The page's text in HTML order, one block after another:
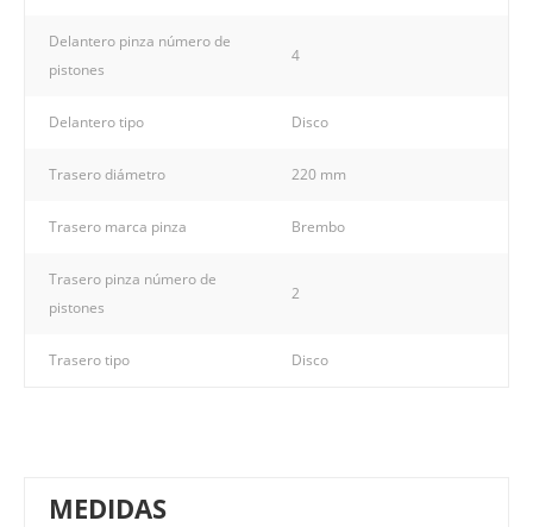
Delantero pinza número de
pistones
4
Delantero tipo Disco
Trasero diámetro 220 mm
Trasero marca pinza Brembo
Trasero pinza número de
pistones
2
Trasero tipo Disco
MEDIDAS